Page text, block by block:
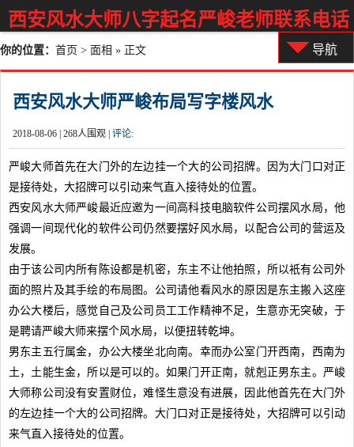
西安风水大师八字起名严峻老师联系电话
导航
你的位置： 首页 > 面相 » 正文
西安风水大师严峻布局写字楼风水
2018-08-06 | 268人围观 | 评论:
严峻大师首先在大门外的左边挂一个大的公司招牌。因为大门口对正
是接待处，大招牌可以引动来气直入接待处的位置。
西安风水大师严峻最近应邀为一间高科技电脑软件公司摆风水局，他
强调一间现代化的软件公司仍然要摆好风水局，以配合公司的营运及
发展。
由于该公司内所有陈设都是机密，东主不让他拍照，所以衹有公司外
面的照片及其手绘的布局图。公司请他看风水的原因是东主搬入这座
办公大楼后，感觉自己及公司员工工作精神不足，生意亦无突破，于
是聘请严峻大师来摆个风水局，以便扭转乾坤。
男东主五行属金，办公大楼坐北向南。幸而办公室门开西南，西南为
土，土能生金，所以是可以的。如果门开正南，就剋正男东主。严峻
大师称公司没有安置财位，难怪生意没有进展，因此他首先在大门外
的左边挂一个大的公司招牌。大门口对正是接待处，大招牌可以引动
来气直入接待处的位置。